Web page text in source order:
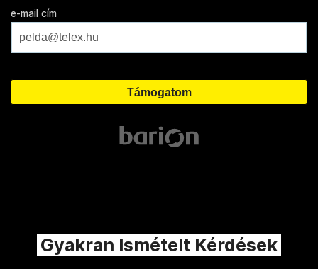
e-mail cím
Gyakran Ismételt Kérdések